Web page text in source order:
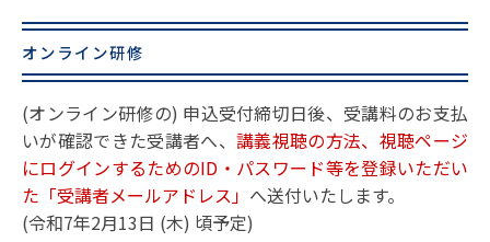
オンライン研修
(オンライン研修の) 申込受付締切日後、受講料のお支払
いが確認できた受講者へ、 講義視聴の方法、視聴ページ
にログインするためのID・パスワード等を登録いただい
た「受講者メールアドレス」 へ送付いたします。
(令和7年2月13日 (木) 頃予定)